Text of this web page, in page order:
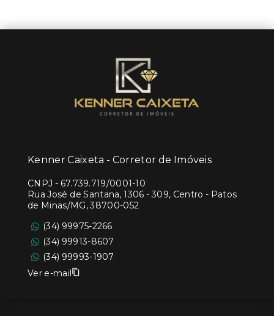
Kenner Caixeta - Corretor de Imóveis
CNPJ - 67.739.719/0001-10
Rua José de Santana, 1306 - 309, Centro - Patos
de Minas/MG, 38700-052
(34) 99975-2266
(34) 99913-8607
(34) 99993-1907
Ver e-mail